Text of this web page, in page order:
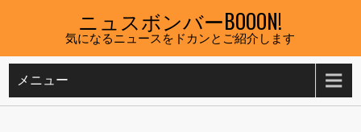
ニュスボンバーBOOON!
気になるニュースをドカンとご紹介します
メニュー